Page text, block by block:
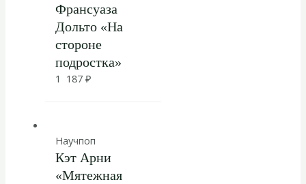
Франсуаза
Дольто «На
стороне
подростка»
1 187 ₽
Научпоп
Кэт Арни
«Мятежная